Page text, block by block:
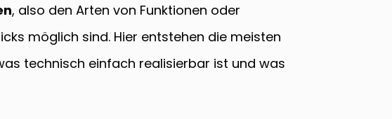
, also den Arten von Funktionen oder
möglich sind. Hier entstehen die meisten
technisch einfach realisierbar ist und was